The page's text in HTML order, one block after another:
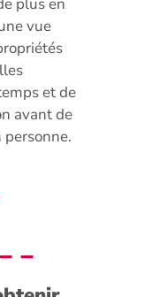
vue
et de
avant de